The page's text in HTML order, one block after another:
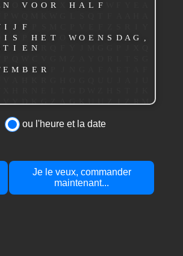
ou l'heure et la date
Je le veux, commander
maintenant...